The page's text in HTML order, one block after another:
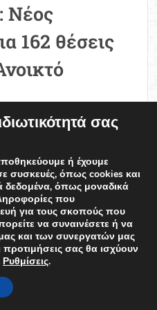
Νέος
162 θέσεις
του ΑΣΕΠ, με
πρόσληψη 162
Ελληνικό Ανοικτό
συμμετοχής
τριών
(ΠΕ, ΤΕ, …
σας
ή έχουμε
συσκευές, όπως cookies και
όπως μοναδικά
που
για τους σκοπούς που
να συναινέσετε ή να
και των συνεργατών μας
σας θα ισχύουν
Ρυθμίσεις.